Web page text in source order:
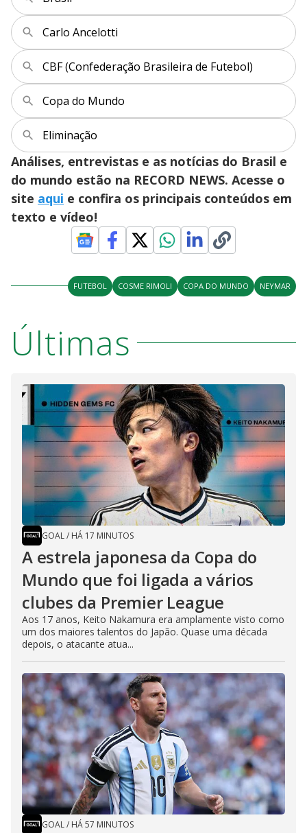
Carlo Ancelotti
CBF (Confederação Brasileira de Futebol)
Copa do Mundo
Eliminação
Análises, entrevistas e as notícias do Brasil e
do mundo estão na RECORD NEWS. Acesse o
site aqui e confira os principais conteúdos em
texto e vídeo!
FUTEBOL COSME RIMOLI COPA DO MUNDO NEYMAR
Últimas
GOAL/ HÁ 17 MINUTOS
A estrela japonesa da Copa do
Mundo que foi ligada a vários
clubes da Premier League
Aos 17 anos, Keito Nakamura era amplamente visto como
um dos maiores talentos do Japão. Quase uma década
depois, o atacante atua...
GOAL/ HÁ 57 MINUTOS